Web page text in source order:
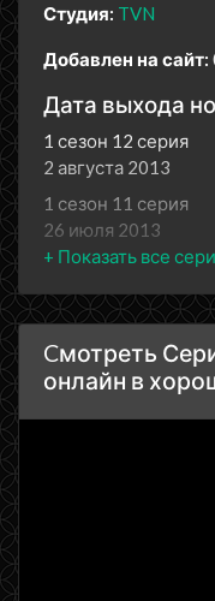
Студия: TVN
Добавлен на сайт:
Дата выхода
1 сезон 12 серия
2 августа 2013
1 сезон 11 серия
26 июля 2013
1 сезон 10 серия
19 июля 2013
1 сезон 9 серия
Cмотреть
онлайн в